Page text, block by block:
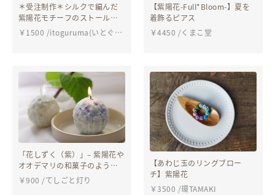
＊受注制作＊シルクで編んだ
紫陽花モチーフのストールク
リップ ブルー系
￥1500 /itoguruma(いとぐる
【紫陽花-Full*Bloom-】夏を
着飾るピアス
￥4450 /くまこ堂
「花しずく（紫）」– 紫陽花や
オオデマリの和菓子のような
キャンドル –
￥900 /てしごと灯り
【あわじ玉のリングブロー
チ】紫陽花
￥3500 /環TAMAKI